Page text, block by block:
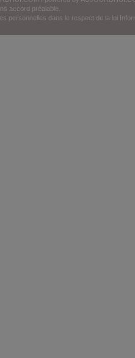
accord préalable.
personnelles dans le respect de la loi